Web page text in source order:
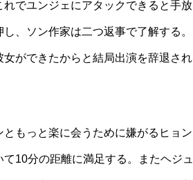
でユンジェにアタックできると手放
、ソン作家は二つ返事で了解する。
ができたからと結局出演を辞退され
もっと楽に会うために嫌がるヒョン
10分の距離に満足する。またヘジュ